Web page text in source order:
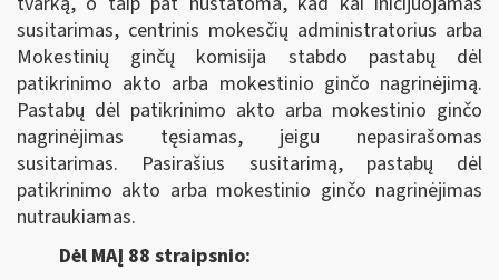
susitarimas, centrinis mokesčių administratorius arba
Mokestinių ginčų komisija stabdo pastabų dėl
patikrinimo akto arba mokestinio ginčo nagrinėjimą.
Pastabų dėl patikrinimo akto arba mokestinio ginčo
nagrinėjimas tęsiamas, jeigu nepasirašomas
susitarimas. Pasirašius susitarimą, pastabų dėl
patikrinimo akto arba mokestinio ginčo nagrinėjimas
nutraukiamas.
Dėl MAĮ 88 straipsnio: